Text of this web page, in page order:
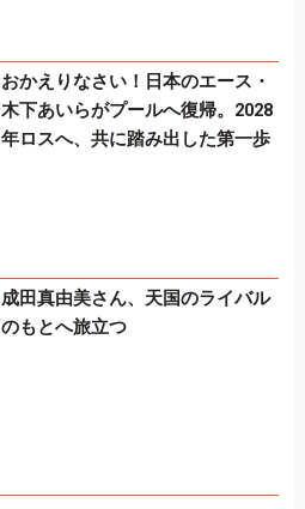
おかえりなさい！日本のエース・
木下あいらがプールへ復帰。2028
年ロスへ、共に踏み出した第一歩
成田真由美さん、天国のライバル
のもとへ旅立つ